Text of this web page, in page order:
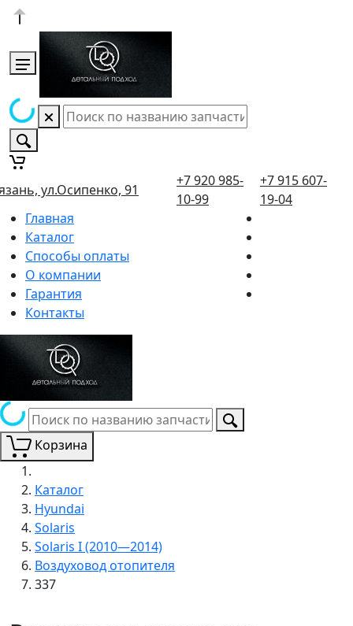
ул.Осипенко, 91
+7 920 985-
10-99
+7 915 607-
19-04
Главная
Каталог
Способы оплаты
О компании
Гарантия
Контакты
Корзина
Каталог
Hyundai
Solaris
Solaris I (2010—2014)
Воздуховод отопителя
337